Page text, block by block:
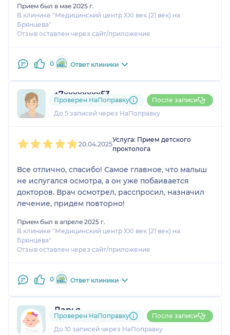
Прием был в мае 2025 г.
В клинике "Медицинский центр XXI век (21 век) на
Брянцева"
Отзыв оставлен через сайт/приложение
0 Ответ клиники
+7xxxxxxxx53
1 отзыв
До 5 записей через НаПоправку
Проверен НаПоправку После записи
20.04.2025
Услуга: Прием детского
проктолога
Все отлично, спасибо! Самое главное, что малыш
не испугался осмотра, а он уже побаивается
докторов. Врач осмотрел, расспросил, назначил
лечение, придем повторно!
Прием был в апреле 2025 г.
В клинике "Медицинский центр XXI век (21 век) на
Брянцева"
Отзыв оставлен через сайт/приложение
0 Ответ клиники
Дарья
3 отзыва
До 10 записей через НаПоправку
Проверен НаПоправку После записи